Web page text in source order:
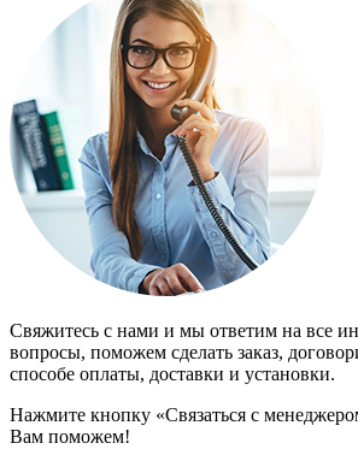
Свяжитесь с нами и мы ответим на все
вопросы, поможем сделать заказ,
способе оплаты, доставки и установки.
Нажмите кнопку «Связаться с
Вам поможем!